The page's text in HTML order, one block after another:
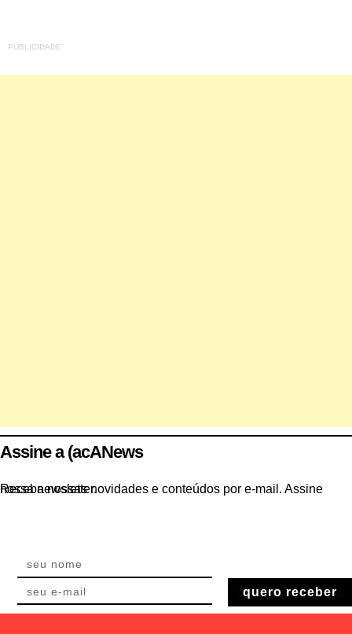
PUBLICIDADE
Assine a (acANews
Receba nossas novidades e conteúdos por e-mail. Assine nossa newsletter.
quero receber